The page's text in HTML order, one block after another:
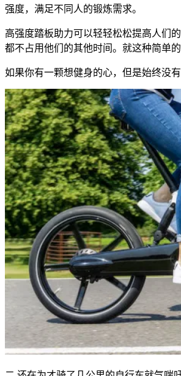
强度，满足不同人的锻炼需求。
高强度踏板助力可以轻轻松松提高人们
都不占用他们的其他时间。就这种简单
如果你有一颗想健身的心，但是始终没